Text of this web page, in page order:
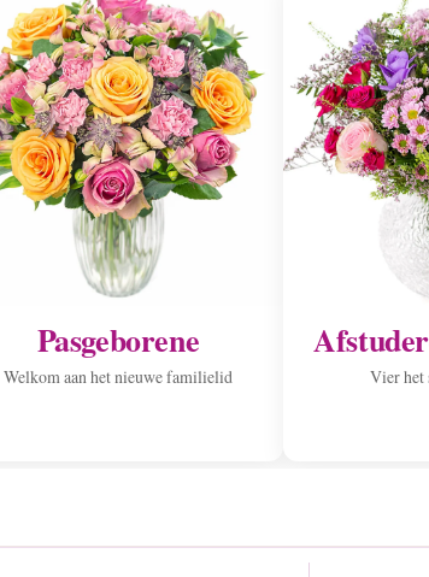
Pasgeborene
Welkom aan het nieuwe familielid Vier het